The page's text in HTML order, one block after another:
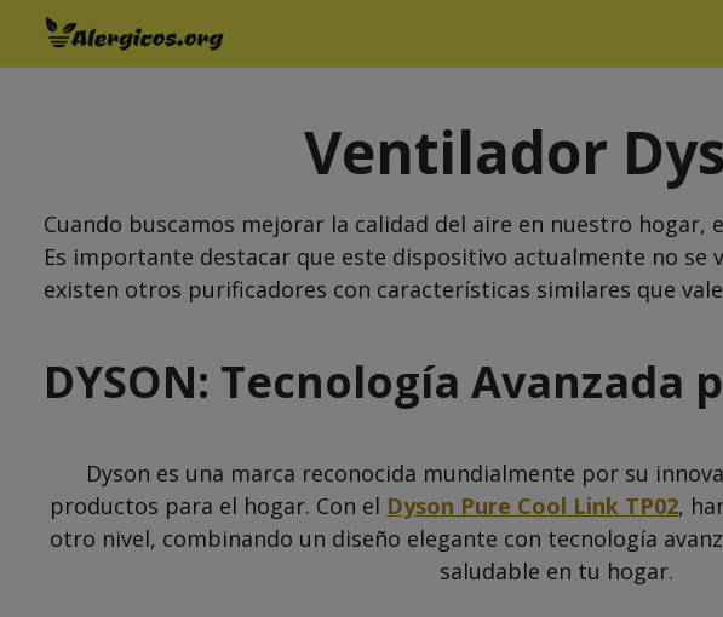
Saltar
contenido
Ventilador
Cuando buscamos mejorar la calidad del aire en nuestro hogar,
Es importante destacar que este dispositivo actualmente no se
existen otros purificadores con características similares que
DYSON: Tecnología Avanzada
Dyson es una marca reconocida mundialmente por su
productos para el hogar. Con el Dyson Pure Cool Link TP02,
otro nivel, combinando un diseño elegante con tecnología
saludable en tu hogar.